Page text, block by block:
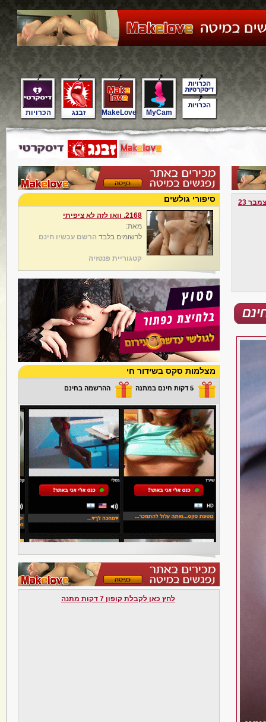
הכרויות זבנג MakeLove MyCam
23 סיפורי גולשים
2168. וואו לזה לא ציפיתי
מאת:
לרשומים בלבד הרשם עכשיו חינם
קטגוריית פנטזיה
מצלמות סקס בשידור חי
5 דקות חינם במתנה ההרשמה בחינם
לחץ כאן לקבלת קופון 7 דקות מתנה